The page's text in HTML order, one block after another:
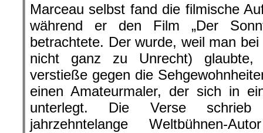
Marceau selbst fand die filmische
während er den Film „Der
betrachtete. Der wurde, weil man
nicht ganz zu Unrecht) glaubte,
verstieße gegen die
einen Amateurmaler, der sich in
unterlegt. Die Verse
jahrzehntelange Weltbühnen-